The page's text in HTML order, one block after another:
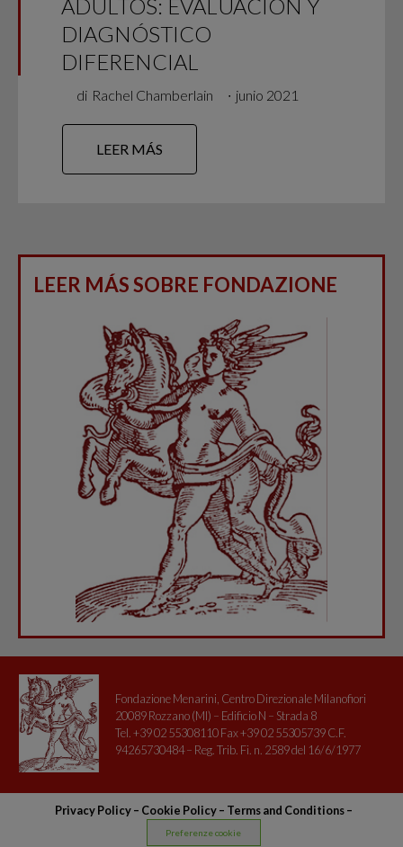
ADULTOS: EVALUACIÓN Y
DIAGNÓSTICO
DIFERENCIAL
di Rachel Chamberlain ∙ junio 2021
LEER MÁS
LEER MÁS SOBRE FONDAZIONE
Fondazione Menarini, Centro Direzionale Milanofiori
20089 Rozzano (MI) – Edificio N – Strada 8
Tel. +39 02 55308110 Fax +39 02 55305739 C.F.
94265730484 – Reg. Trib. Fi. n. 2589 del 16/6/1977
Privacy Policy– Cookie Policy – Terms and Conditions–
Preferenze cookie